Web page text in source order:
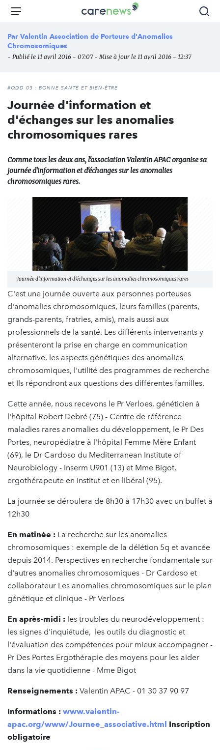
Aller
principal
Carenews,
média
acteurs
Menu
Par Valentin Association de Porteurs d'Anomalies
Chromosomiques
- Publié le 11 avril 2016 - 07:07 - Mise à jour le 11 avril 2016 - 12:37
#ODD 03 : BONNE SANTÉ ET BIEN-ÊTRE
Journée d'information et
d'échanges sur les anomalies
chromosomiques rares
Comme tous les deux ans, l'association Valentin APAC organise sa
journée d'information et d'échanges sur les anomalies
chromosomiques rares.
Journée d'information et d'échanges sur les anomalies chromosomiques rares
C'est une journée ouverte aux personnes porteuses
d'anomalies chromosomiques, leurs familles (parents,
grands-parents, fratries, amis), mais aussi aux
professionnels de la santé. Les différents intervenants y
présenteront la prise en charge en communication
alternative, les aspects génétiques des anomalies
chromosomiques, l'utilité des programmes de recherche
et Ils répondront aux questions des différentes familles.
Cette année, nous recevons le Pr Verloes, généticien à
l'hôpital Robert Debré (75) - Centre de référence
maladies rares anomalies du développement, le Pr Des
Portes, neuropédiatre à l'hôpital Femme Mère Enfant
(69), le Dr Cardoso du Mediterranean Institute of
Neurobiology - Inserm U901 (13) et Mme Bigot,
ergothérapeute en institut et en libéral (95).
La journée se déroulera de 8h30 à 17h30 avec un buffet à
12h30
En matinée : La recherche sur les anomalies
chromosomiques : exemple de la délétion 5q et avancée
depuis 2014. Perspectives en recherche fondamentale sur
d'autres anomalies chromosomiques - Dr Cardoso et
collaborateur Les anomalies chromosomiques sur le plan
génétique et clinique - Pr Verloes
En après-midi : les troubles du neurodéveloppement :
les signes d'inquiétude, les outils du diagnostic et
l'évaluation des compétences pour mieux accompagner -
Pr Des Portes Ergothérapie des moyens pour les aider
dans la vie quotidienne - Mme Bigot
Renseignements : Valentin APAC - 01 30 37 90 97
Informations : www.valentin-
apac.org/www/Journee_associative.html Inscription
obligatoire